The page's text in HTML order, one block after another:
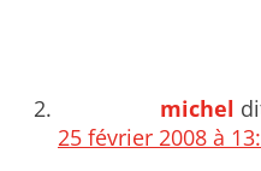
michel
25 février 2008 à